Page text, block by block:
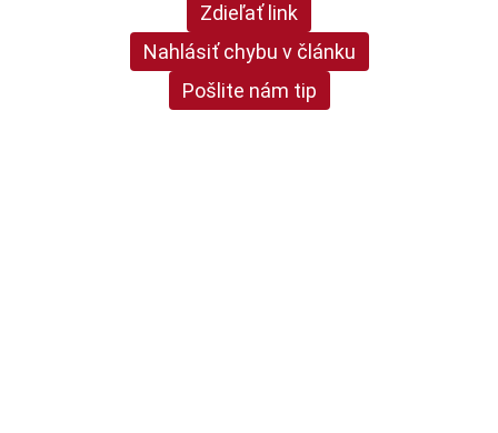
Zdieľať link
Nahlásiť chybu v článku
Pošlite nám tip